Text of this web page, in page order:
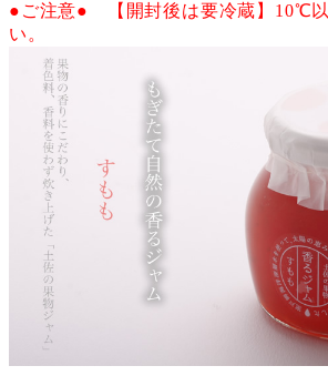
●ご注意● 【開封後は要冷蔵】10℃以
い。